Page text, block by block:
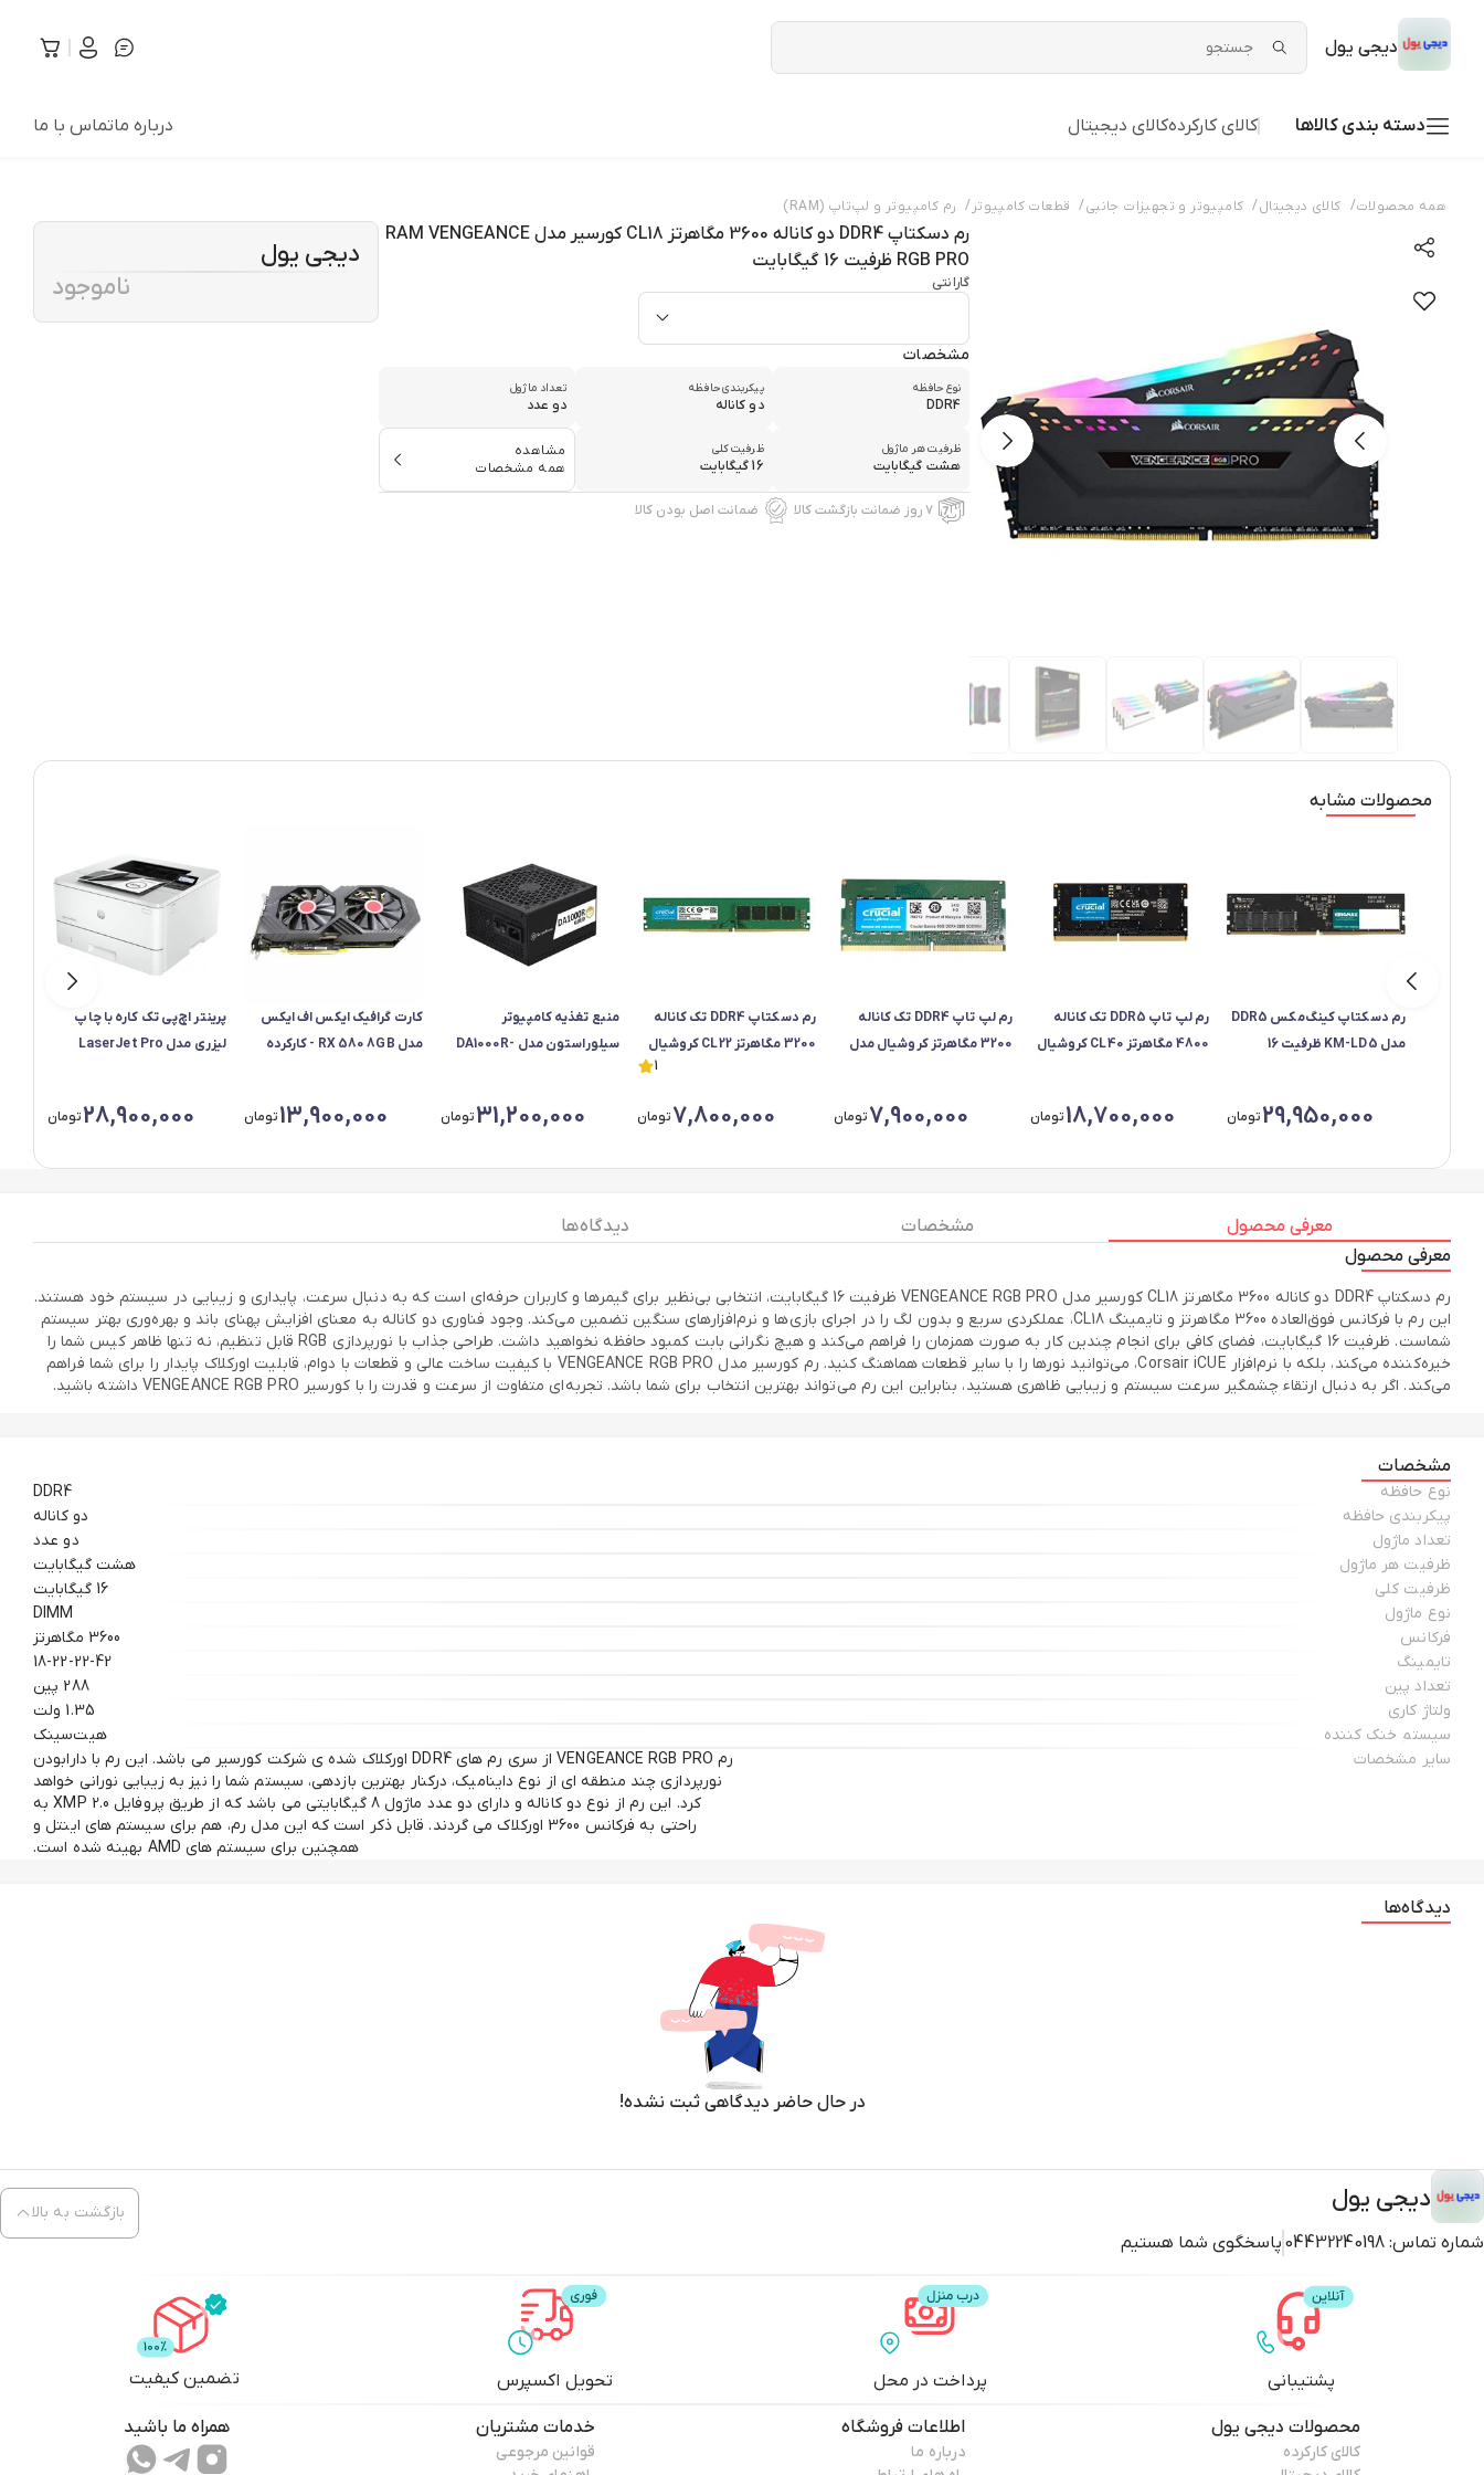
دیجی یول
دسته بندی کالاها کالای کارکردهکالای دیجیتال درباره ماتماس با ما
همه محصولات/ کالای دیجیتال/ کامپیوتر و تجهیزات جانبی/ قطعات کامپیوتر / رم کامپیوتر و لپ‌تاپ (RAM)
رم دسکتاپ DDR4 دو کاناله 3600 مگاهرتز CL18 کورسیر مدل RAM VENGEANCE
RGB PRO ظرفیت 16 گیگابایت
گارانتی
مشخصات
نوع حافظه
DDR4
پیکربندی حافظه
دو کاناله
تعداد ماژول
دو عدد
ظرفیت هر ماژول
هشت گیگابایت
ظرفیت کلی
16 گیگابایت
مشاهده
همه مشخصات
۷ روز ضمانت بازگشت کالا ضمانت اصل بودن کالا
دیجی یول
ناموجود
محصولات مشابه
رم دسکتاپ کینگ‌مکس DDR5
مدل KM-LD5 ظرفیت 16
پایین و سازگار با استاندارد J
29,950,000تومان
رم لپ تاپ DDR5 تک کاناله
4800 مگاهرتز CL40 کروشیال
18,700,000تومان
رم لپ تاپ DDR4 تک کاناله
3200 مگاهرتز کروشیال مدل
7,900,000تومان
رم دسکتاپ DDR4 تک کاناله
3200 مگاهرتز CL22 کروشیال
مدل CT8G4DFRA32A ظرفیت
1
7,800,000تومان
منبع تغذیه کامپیوتر
سیلوراستون مدل DA1000R-
31,200,000تومان
کارت گرافیک ایکس اف ایکس
مدل RX 580 8GB - کارکرده
13,900,000تومان
پرینتر اچ‌پی تک کاره با چاپ
لیزری مدل LaserJet Pro
صفحه نمایش LCD - کارکرده
28,900,000تومان
معرفی محصول مشخصات
دیدگاه ها
معرفی محصول
رم دسکتاپ DDR4 دو کاناله 3600 مگاهرتز CL18 کورسیر مدل VENGEANCE RGB PRO ظرفیت 16 گیگابایت، انتخابی بی‌نظیر برای گیمرها و کاربران حرفه‌ای است که به دنبال سرعت، پایداری و زیبایی در سیستم خود هستند.
این رم با فرکانس فوق‌العاده 3600 مگاهرتز و تایمینگ CL18، عملکردی سریع و بدون لگ را در اجرای بازی‌ها و نرم‌افزارهای سنگین تضمین می‌کند. وجود فناوری دو کاناله به معنای افزایش پهنای باند و بهره‌وری بهتر سیستم
شماست. ظرفیت 16 گیگابایت، فضای کافی برای انجام چندین کار به صورت همزمان را فراهم می‌کند و هیچ نگرانی بابت کمبود حافظه نخواهید داشت. طراحی جذاب با نورپردازی RGB قابل تنظیم، نه تنها ظاهر کیس شما را
خیره‌کننده می‌کند، بلکه با نرم‌افزار Corsair iCUE، می‌توانید نورها را با سایر قطعات هماهنگ کنید. رم کورسیر مدل VENGEANCE RGB PRO با کیفیت ساخت عالی و قطعات با دوام، قابلیت اورکلاک پایدار را برای شما فراهم
می‌کند. اگر به دنبال ارتقاء چشمگیر سرعت سیستم و زیبایی ظاهری هستید، بنابراین این رم می‌تواند بهترین انتخاب برای شما باشد. تجربه‌ای متفاوت از سرعت و قدرت را با کورسیر VENGEANCE RGB PRO داشته باشید.
مشخصات
نوع حافظه
DDR4
پیکربندی حافظه
دو کاناله
تعداد ماژول
دو عدد
ظرفیت هر ماژول
هشت گیگابایت
ظرفیت کلی
16 گیگابایت
نوع ماژول
DIMM
فرکانس
3600 مگاهرتز
تایمینگ
18-22-22-42
تعداد پین
288 پین
ولتاژ کاری
1.35 ولت
سیستم خنک کننده
هیت‌سینک
سایر مشخصات
رم VENGEANCE RGB PRO از سری رم های DDR4 اورکلاک شده ی شرکت کورسیر می باشد. این رم با دارابودن
نورپردازی چند منطقه ای از نوع داینامیک، درکنار بهترین بازدهی، سیستم شما را نیز به زیبایی نورانی خواهد
کرد. این رم از نوع دو کاناله و دارای دو عدد ماژول 8 گیگابایتی می باشد که از طریق پروفایل XMP 2.0 به
راحتی به فرکانس 3600 اورکلاک می گردند. قابل ذکر است که این مدل رم، هم برای سیستم های اینتل و
همچنین برای سیستم های AMD بهینه شده است.
دیدگاه‌ها
در حال حاضر دیدگاهی ثبت نشده!
دیجی یول
شماره تماس: 04432240198 پاسخگوی شما هستیم
بازگشت به بالا
پشتیبانی پرداخت در محل تحویل اکسپرس تضمین کیفیت
محصولات دیجی یول
کالای کارکرده
اطلاعات فروشگاه
درباره ما
خدمات مشتریان
قوانین مرجوعی
همراه ما باشید